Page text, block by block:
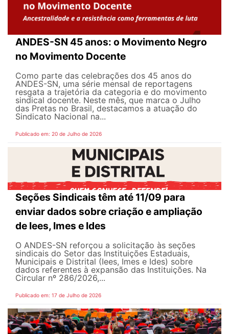
ANDES-SN 45 anos: o Movimento Negro
no Movimento Docente
Como parte das celebrações dos 45 anos do
ANDES-SN, uma série mensal de reportagens
resgata a trajetória da categoria e do movimento
sindical docente. Neste mês, que marca o Julho
das Pretas no Brasil, destacamos a atuação do
Sindicato Nacional na...
Publicado em: 20 de Julho de 2026
Seções Sindicais têm até 11/09 para
enviar dados sobre criação e ampliação
de Iees, Imes e Ides
O ANDES-SN reforçou a solicitação às seções
sindicais do Setor das Instituições Estaduais,
Municipais e Distrital (Iees, Imes e Ides) sobre
dados referentes à expansão das Instituições. Na
Circular nº 286/2026,...
Publicado em: 17 de Julho de 2026